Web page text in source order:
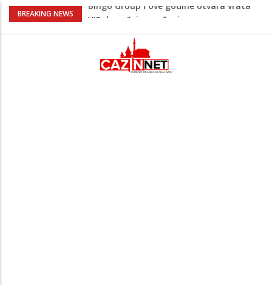
BREAKING NEWS
Sarajevo ipak u Mostaru igra
Premijer lige BiH
Lepa Brena pala na koncertu u Budvi
nakon kultnog zamaha nogom: "Nisi bio